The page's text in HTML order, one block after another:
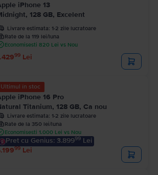
iPhone 13
128 GB, Excelent
Livrare estimata: 1-2 zile lucratoare
Rate de la 119 lei/luna
Economisesti 820 Lei vs Nou
99 Lei
Ultimul în stoc
iPhone 16 Pro
Titanium, 128 GB, Ca nou
Livrare estimata: 1-2 zile lucratoare
Rate de la 350 lei/luna
Economisesti 1.000 Lei vs Nou
Pret cu Genius: 3.89999 Lei
99 Lei